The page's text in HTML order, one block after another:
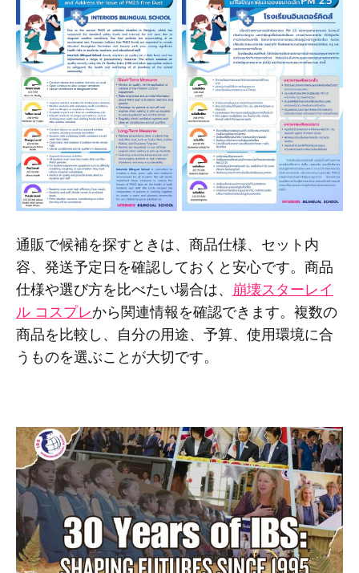
通販で候補を探すときは、商品仕様、セット内
容、発送予定日を確認しておくと安心です。商品
仕様や選び方を比べたい場合は、 崩壊スターレイ
ル コスプレから関連情報を確認できます。複数の
商品を比較し、自分の用途、予算、使用環境に合
うものを選ぶことが大切です。